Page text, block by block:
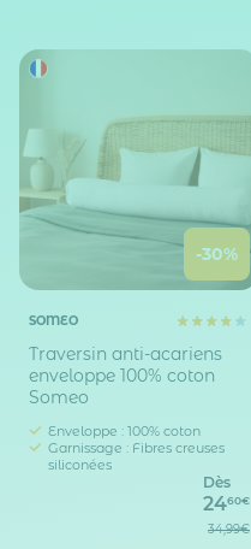
-30%
SOMEO
Traversin anti-acariens
enveloppe 100% coton
Someo
Enveloppe : 100% coton
Garnissage : Fibres creuses
siliconées
Dès
2460€
34,99€